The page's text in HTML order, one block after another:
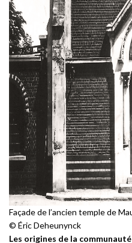
Façade de l’ancien temple de
© Éric Deheunynck
Les origines de la communauté